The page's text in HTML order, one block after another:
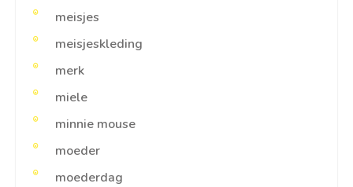
meisjes
meisjeskleding
merk
miele
minnie mouse
moeder
moederdag